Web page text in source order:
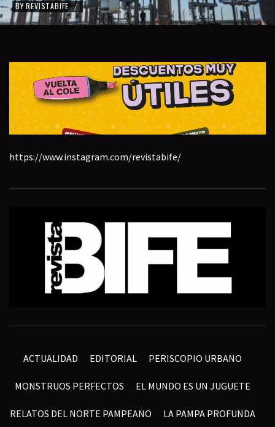
BY REVISTABIFE /
https://www.instagram.com/revistabife/
ACTUALIDAD EDITORIAL PERISCOPIO URBANO
MONSTRUOS PERFECTOS EL MUNDO ES UN JUGUETE
RELATOS DEL NORTE PAMPEANO LA PAMPA PROFUNDA